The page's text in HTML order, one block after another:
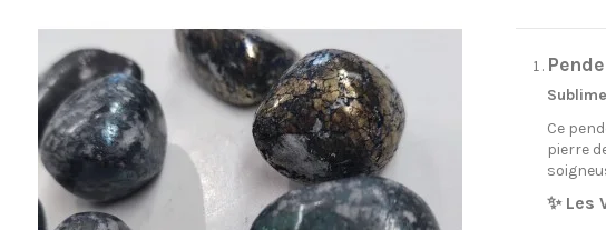
Ce
pierre
✨ Les